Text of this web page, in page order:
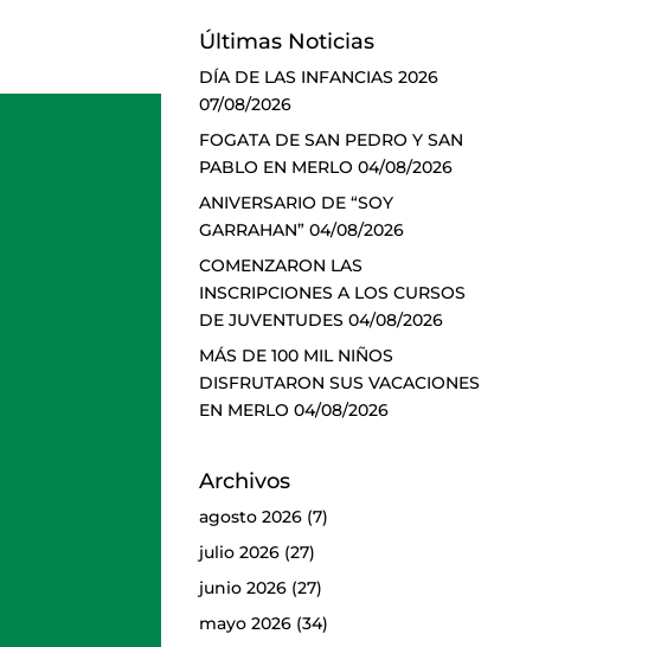
Últimas Noticias
DÍA DE LAS INFANCIAS 2026
07/08/2026
FOGATA DE SAN PEDRO Y SAN
PABLO EN MERLO 04/08/2026
ANIVERSARIO DE “SOY
GARRAHAN” 04/08/2026
COMENZARON LAS
INSCRIPCIONES A LOS CURSOS
DE JUVENTUDES 04/08/2026
MÁS DE 100 MIL NIÑOS
DISFRUTARON SUS VACACIONES
EN MERLO 04/08/2026
Archivos
agosto 2026(7)
julio 2026(27)
junio 2026(27)
mayo 2026(34)